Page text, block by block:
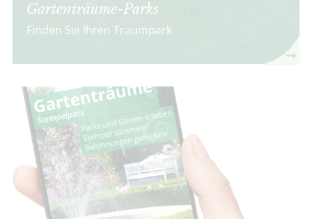
Gartenträume-Parks
Finden Sie Ihren Traumpark